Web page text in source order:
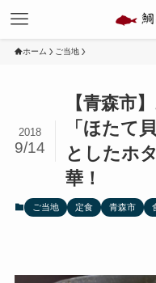
ホーム ご当地
【青森市
「ほたて
としたホ
華！
2018
9/14
ご当地 定食 青森市